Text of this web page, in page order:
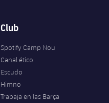
Club
Spotify Camp Nou
Canal ético
Escudo
Himno
Trabaja en las Barça